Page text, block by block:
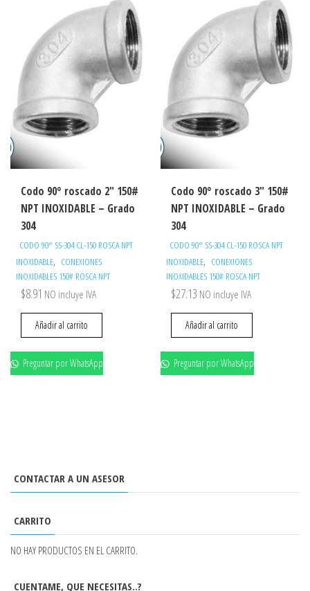
Codo 90° roscado 2″ 150#
NPT INOXIDABLE – Grado
304
CODO 90° SS-304 CL-150 ROSCA NPT
INOXIDABLE, CONEXIONES
INOXIDABLES 150# ROSCA NPT
$8.91 NO incluye IVA
Añadir al carrito
Preguntar por WhatsApp
Codo 90° roscado 3″ 150#
NPT INOXIDABLE – Grado
304
CODO 90° SS-304 CL-150 ROSCA NPT
INOXIDABLE, CONEXIONES
INOXIDABLES 150# ROSCA NPT
$27.13 NO incluye IVA
Añadir al carrito
Preguntar por WhatsApp
CONTACTAR A UN ASESOR
CARRITO
NO HAY PRODUCTOS EN EL CARRITO.
CUENTAME, QUE NECESITAS..?